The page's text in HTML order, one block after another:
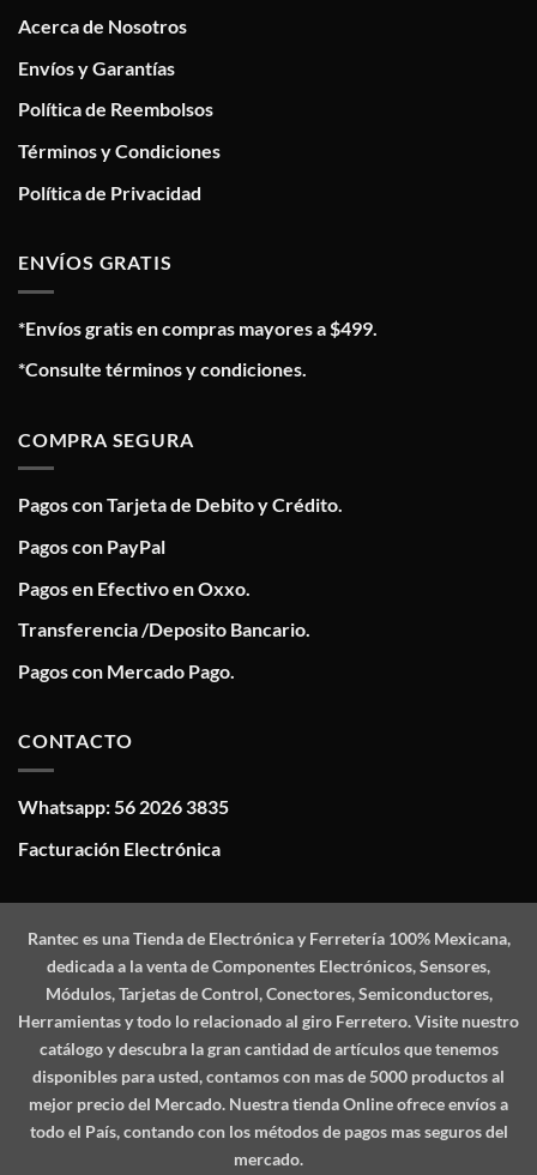
Acerca de Nosotros
Envíos y Garantías
Política de Reembolsos
Términos y Condiciones
Política de Privacidad
ENVÍOS GRATIS
*Envíos gratis en compras mayores a $499.
*Consulte términos y condiciones.
COMPRA SEGURA
Pagos con Tarjeta de Debito y Crédito.
Pagos con PayPal
Pagos en Efectivo en Oxxo.
Transferencia /Deposito Bancario.
Pagos con Mercado Pago.
CONTACTO
Whatsapp: 56 2026 3835
Facturación Electrónica
Ranteces una Tienda de Electrónica y Ferretería 100% Mexicana,
dedicada a la venta de Componentes Electrónicos, Sensores,
Módulos, Tarjetas de Control, Conectores, Semiconductores,
Herramientas y todo lo relacionado al giro Ferretero. Visite nuestro
catálogo y descubra la gran cantidad de artículos que tenemos
disponibles para usted, contamos con mas de 5000 productos al
mejor precio del Mercado. Nuestra tienda Online ofrece envíos a
todo el País, contando con los métodos de pagos mas seguros del
mercado.